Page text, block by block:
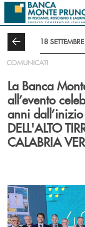
Salta al contenuto principale
18
COMUNICATI
La Banca
all’evento
anni
DELL'ALTO
CALABRIA